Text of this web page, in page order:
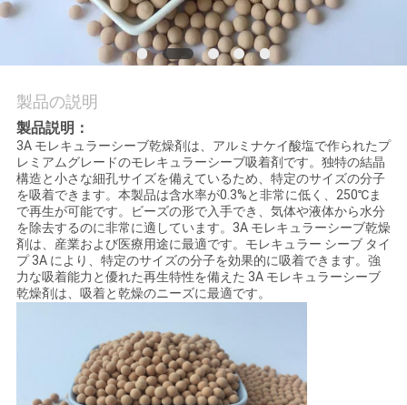
工
場
見
学
品
製品の説明
製品説明：
3A モレキュラーシーブ乾燥剤は、アルミナケイ酸塩で作られたプ
レミアムグレードのモレキュラーシーブ吸着剤です。独特の結晶
構造と小さな細孔サイズを備えているため、特定のサイズの分子
を吸着できます。本製品は含水率が0.3%と非常に低く、250℃ま
で再生が可能です。ビーズの形で入手でき、気体や液体から水分
を除去するのに非常に適しています。3A モレキュラーシーブ乾燥
剤は、産業および医療用途に最適です。モレキュラー シーブ タイ
プ 3A により、特定のサイズの分子を効果的に吸着できます。強
力な吸着能力と優れた再生特性を備えた 3A モレキュラーシーブ
乾燥剤は、吸着と乾燥のニーズに最適です。